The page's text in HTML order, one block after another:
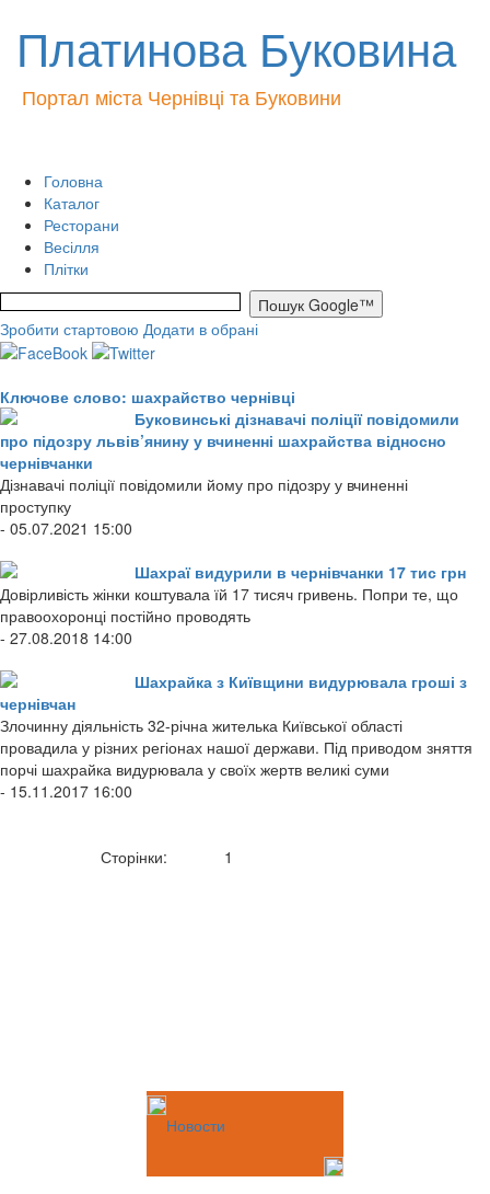
Платинова Буковина
Портал міста Чернівці та Буковини
Головна
Каталог
Ресторани
Весілля
Плітки
Зробити стартовою Додати в обрані
Ключове слово: шахрайство чернівці
Буковинські дізнавачі поліції повідомили
про підозру львів’янину у вчиненні шахрайства відносно
чернівчанки
Дізнавачі поліції повідомили йому про підозру у вчиненні
проступку
- 05.07.2021 15:00
Шахраї видурили в чернівчанки 17 тис грн
Довірливість жінки коштувала їй 17 тисяч гривень. Попри те, що
правоохоронці постійно проводять
- 27.08.2018 14:00
Шахрайка з Київщини видурювала гроші з
чернівчан
Злочинну діяльність 32-річна жителька Київської області
провадила у різних регіонах нашої держави. Під приводом зняття
порчі шахрайка видурювала у своїх жертв великі суми
- 15.11.2017 16:00
Сторінки: 1
Новости